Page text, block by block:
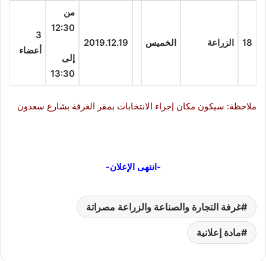
18 الزراعة الخميس 2019.12.19
من
12:30
إلى
13:30
3
أعضاء
ملاحظة: سيكون مكان إجراء الانتخابات بمقر الغرفة بشارع سعدون
-انتهى الإعلان-
غرفة التجارة والصناعة والزراعة مصراتة
مادة إعلانية